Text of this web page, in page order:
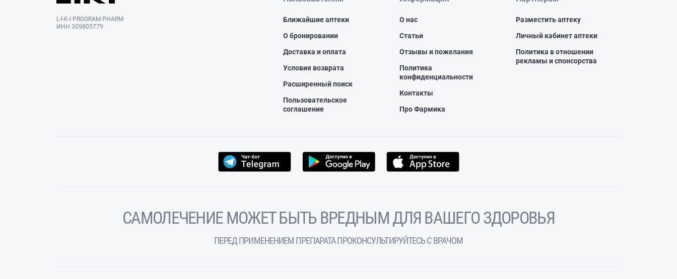
L-I-K-I PROGRAM PHARM
ИНН 309805779
Ближайшие аптеки
О бронировании
Доставка и оплата
Условия возврата
Расширенный поиск
Пользовательское
соглашение
О нас
Статьи
Отзывы и пожелания
Политика
конфиденциальности
Контакты
Про Фармика
Разместить аптеку
Личный кабинет аптеки
Политика в отношении
рекламы и спонсорства
САМОЛЕЧЕНИЕ МОЖЕТ БЫТЬ ВРЕДНЫМ ДЛЯ ВАШЕГО ЗДОРОВЬЯ
ПЕРЕД ПРИМЕНЕНИЕМ ПРЕПАРАТА ПРОКОНСУЛЬТИРУЙТЕСЬ С ВРАЧОМ